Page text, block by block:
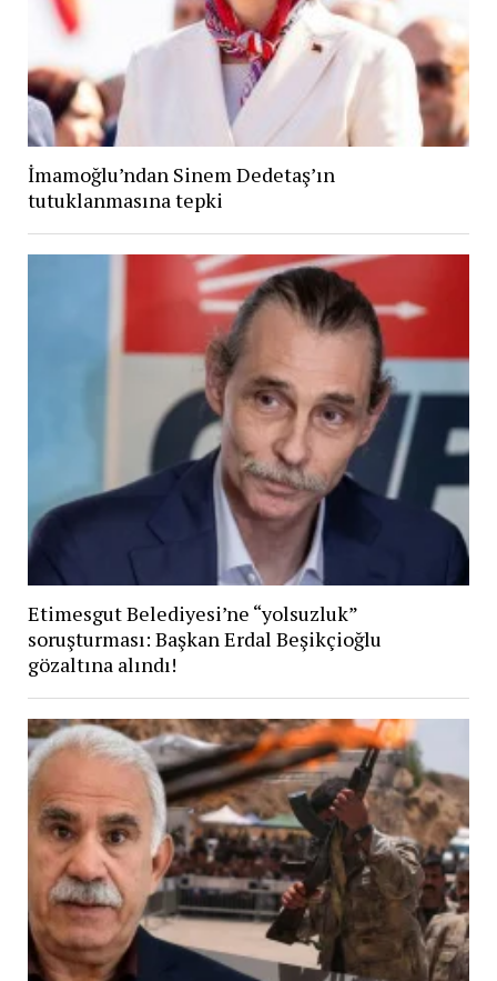
İmamoğlu’ndan Sinem Dedetaş’ın
tutuklanmasına tepki
Etimesgut Belediyesi’ne “yolsuzluk”
soruşturması: Başkan Erdal Beşikçioğlu
gözaltına alındı!